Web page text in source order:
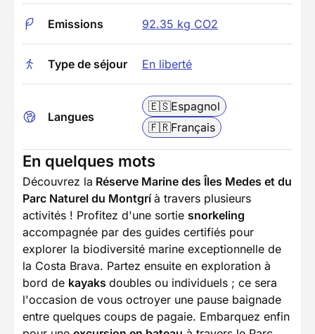
Emissions 92.35 kg CO2
Type de séjour En liberté
Langues
🇪🇸Espagnol
🇫🇷Français
En quelques mots
Découvrez la Réserve Marine des Îles Medes et du
Parc Naturel du Montgrí à travers plusieurs
activités ! Profitez d'une sortie snorkeling
accompagnée par des guides certifiés pour
explorer la biodiversité marine exceptionnelle de
la Costa Brava. Partez ensuite en exploration à
bord de kayaks doubles ou individuels ; ce sera
l'occasion de vous octroyer une pause baignade
entre quelques coups de pagaie. Embarquez enfin